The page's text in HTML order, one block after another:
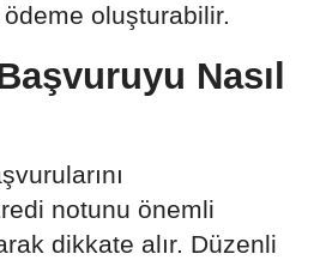
oluşturabilir.
Nasıl
notunu önemli
dikkate alır. Düzenli